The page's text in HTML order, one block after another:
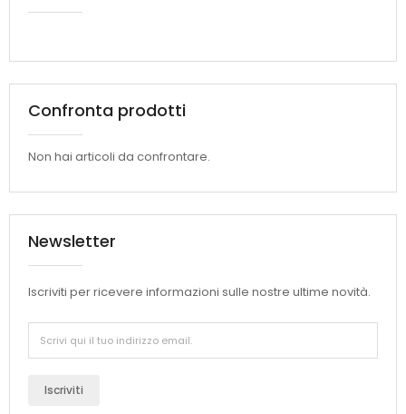
Confronta prodotti
Non hai articoli da confrontare.
Newsletter
Iscriviti per ricevere informazioni sulle nostre ultime novità.
Iscriviti